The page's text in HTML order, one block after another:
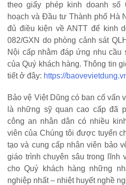
theo giấy phép kinh doanh số
hoạch và Đầu tư Thành phố Hà
đủ điều kiện về ANTT để kinh
082/GXN do phòng cảnh sát
Nội cấp nhằm đáp ứng nhu
của Quý khách hàng. Thông tin
tiết ở đây: https://
Bảo vệ Việt Dũng có ban cố vấn
là những sỹ quan cao cấp đã
công an nhân dân có nhiều
viên của Chúng tôi được tuyển
tạo và cung cấp nhân viên bảo
giáo trình chuyên sâu trong lĩnh
cho Quý khách hàng những
nghiệp nhất – nhiệt huyết nghề